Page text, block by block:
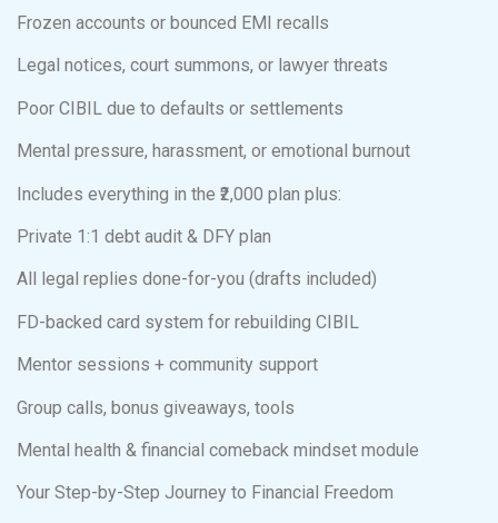
Frozen accounts or bounced EMI recalls
Legal notices, court summons, or lawyer threats
Poor CIBIL due to defaults or settlements
Mental pressure, harassment, or emotional burnout
Includes everything in the ₹2,000 plan plus:
Private 1:1 debt audit & DFY plan
All legal replies done-for-you (drafts included)
FD-backed card system for rebuilding CIBIL
Mentor sessions + community support
Group calls, bonus giveaways, tools
Mental health & financial comeback mindset module
Your Step-by-Step Journey to Financial Freedom